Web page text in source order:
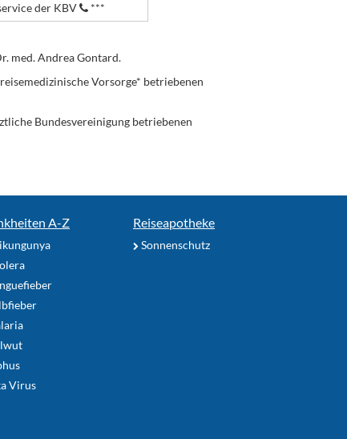
der KBV ***
med. Andrea Gontard.
Vorsorge* betriebenen
Bundesvereinigung betriebenen
A-Z
Virus
Reiseapotheke
Sonnenschutz